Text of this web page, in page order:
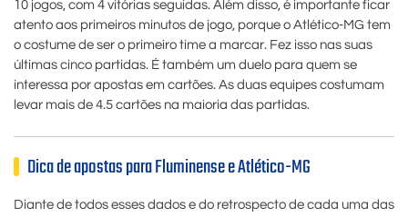
10 jogos, com 4 vitórias seguidas. Além disso, é importante ficar
atento aos primeiros minutos de jogo, porque o Atlético-MG tem
o costume de ser o primeiro time a marcar. Fez isso nas suas
últimas cinco partidas. É também um duelo para quem se
interessa por apostas em cartões. As duas equipes costumam
levar mais de 4.5 cartões na maioria das partidas.
Dica de apostas para Fluminense e Atlético-MG
Diante de todos esses dados e do retrospecto de cada uma das